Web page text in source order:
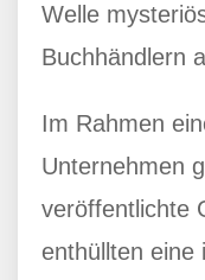
Welle
Buchhändlern
Im Rahmen
Unternehmen
veröffentlichte
enthüllten eine